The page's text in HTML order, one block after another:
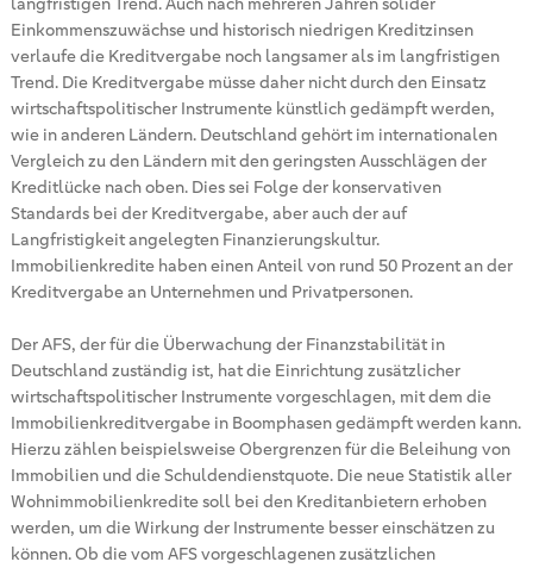
Einkommenszuwächse und historisch niedrigen Kreditzinsen
verlaufe die Kreditvergabe noch langsamer als im langfristigen
Trend. Die Kreditvergabe müsse daher nicht durch den Einsatz
wirtschaftspolitischer Instrumente künstlich gedämpft werden,
wie in anderen Ländern. Deutschland gehört im internationalen
Vergleich zu den Ländern mit den geringsten Ausschlägen der
Kreditlücke nach oben. Dies sei Folge der konservativen
Standards bei der Kreditvergabe, aber auch der auf
Langfristigkeit angelegten Finanzierungskultur.
Immobilienkredite haben einen Anteil von rund 50 Prozent an der
Kreditvergabe an Unternehmen und Privatpersonen.
Der AFS, der für die Überwachung der Finanzstabilität in
Deutschland zuständig ist, hat die Einrichtung zusätzlicher
wirtschaftspolitischer Instrumente vorgeschlagen, mit dem die
Immobilienkreditvergabe in Boomphasen gedämpft werden kann.
Hierzu zählen beispielsweise Obergrenzen für die Beleihung von
Immobilien und die Schuldendienstquote. Die neue Statistik aller
Wohnimmobilienkredite soll bei den Kreditanbietern erhoben
werden, um die Wirkung der Instrumente besser einschätzen zu
können. Ob die vom AFS vorgeschlagenen zusätzlichen